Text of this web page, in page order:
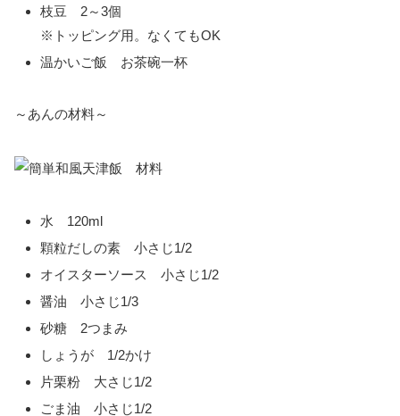
枝豆 2～3個
※トッピング用。なくてもOK
温かいご飯 お茶碗一杯
～あんの材料～
水 120ml
顆粒だしの素 小さじ1/2
オイスターソース 小さじ1/2
醤油 小さじ1/3
砂糖 2つまみ
しょうが 1/2かけ
片栗粉 大さじ1/2
ごま油 小さじ1/2